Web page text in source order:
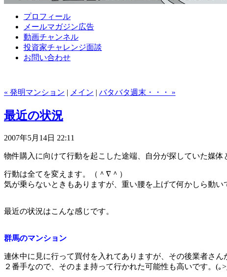
プロフィール
メールマガジン広告
動画チャンネル
投資家チャレンジ面談
お問い合わせ
« 発明マンション | メイン | バタバタ週末・・・ »
最近の状況
2007年5月14日 22:11
物件購入に向けて行動を起こした途端、自分が探していた媒
行動は全てを変えます。（＾∇＾）
気が乗らないときもありますが、重い腰を上げて何かしら動い
最近の状況はこんな感じです。
群馬のマンション
連休中に見に行って買付を入れてありますが、その後業者さん
２番手なので、そのまま持って行かれた可能性も高いです。(｡